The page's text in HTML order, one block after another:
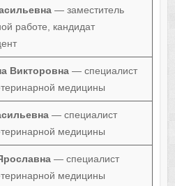
— заместитель
работе, кандидат
Викторовна— специалист
медицины
— специалист
медицины
— специалист
медицины